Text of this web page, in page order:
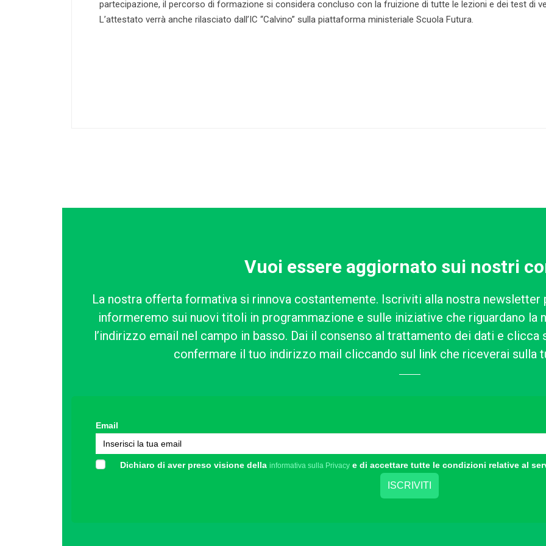
partecipazione, il percorso di formazione si considera concluso con la fruizione di tutte le lezioni e dei test di
L’attestato verrà anche rilasciato dall’IC “Calvino” sulla piattaforma ministeriale Scuola Futura.
Vuoi essere aggiornato sui nostri
La nostra offerta formativa si rinnova costantemente. Iscriviti alla nostra
informeremo sui nuovi titoli in programmazione e sulle iniziative che riguardano
l’indirizzo email nel campo in basso. Dai il consenso al trattamento dei dati e clicca
confermare il tuo indirizzo mail cliccando sul link che riceverai sulla
Email
Dichiaro di aver preso visione della informativa sulla Privacy e di accettare tutte le condizioni relative al